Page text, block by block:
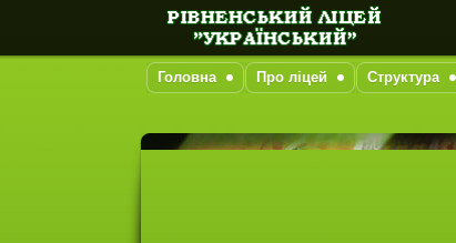
Головна Про ліцей Структура